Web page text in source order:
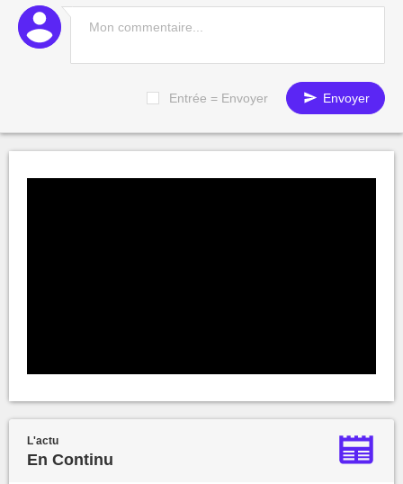
Entrée = Envoyer Envoyer
L'actu
En Continu